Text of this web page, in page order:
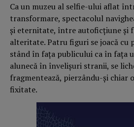
Ca un muzeu al selfie-ului aflat
transformare, spectacolul
și eternitate, între autoficțiune și
alteritate. Patru figuri se joacă cu
stând în fața publicului ca în fața
alunecă în învelișuri stranii, se
fragmentează, pierzându-și chiar
fixitate.